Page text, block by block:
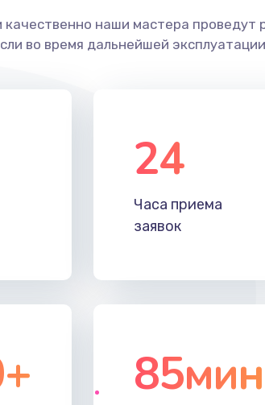
качественно наши мастера
во время дальнейшей
24
Часа приема
заявок
85мин